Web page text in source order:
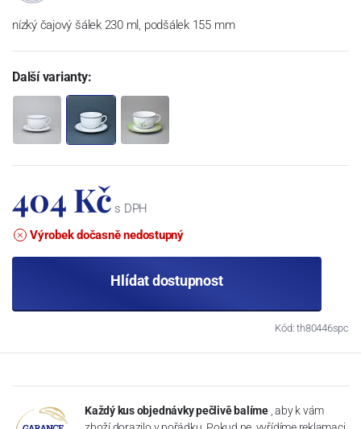
nízký čajový šálek 230 ml, podšálek 155 mm
Další varianty:
404 Kč s DPH
Výrobek dočasně nedostupný
Hlídat dostupnost
Kód: th80446spc
Každý kus objednávky pečlivě balíme , aby k vám